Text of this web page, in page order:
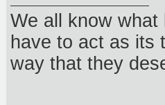
We all know what
have to act as its
way that they